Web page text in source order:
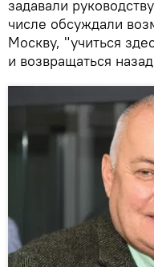
задавали
числе обсуждали
Москву, "учиться
и возвращаться